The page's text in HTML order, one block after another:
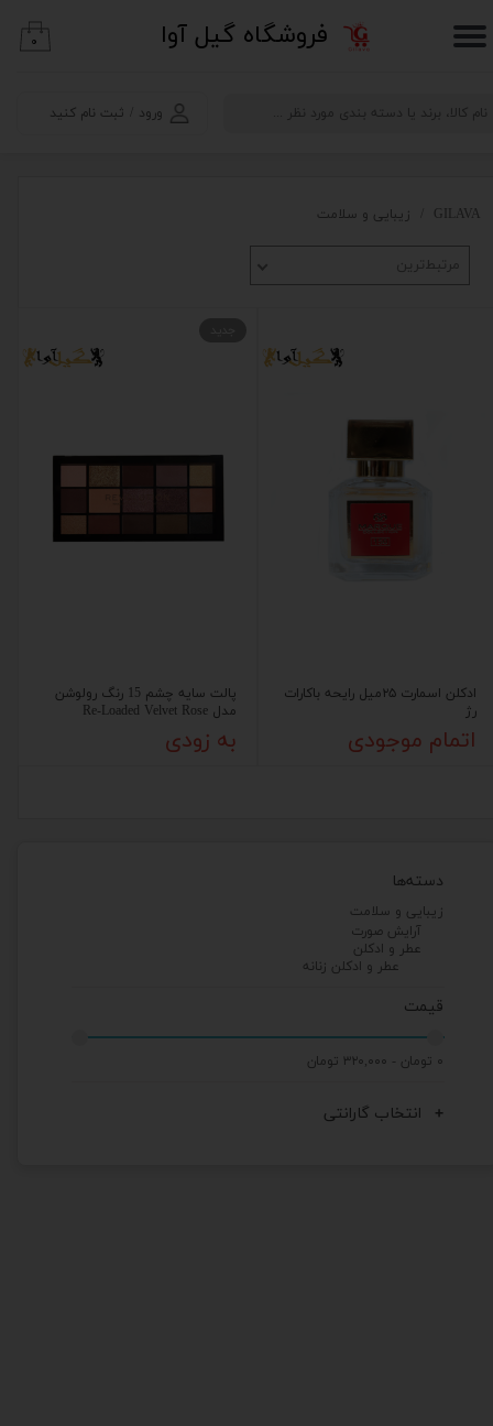
​فروشگاه گیل آوا
ورود ثبت نام کنید
حساب کاربری من
۰
دسته‌ها
زیبایی و سلامت
آرایش صورت
عطر و ادکلن
عطر و ادکلن زنانه
قیمت
۰ تومان - ۳۲۰,۰۰۰ تومان
انتخاب گارانتی
GILAVA زیبایی و سلامت
مرتبط‌ترین
ادکلن اسمارت ۲۵میل رایحه باکارات
رژ
اتمام موجودی
پالت سایه چشم 15 رنگ رولوشن
مدل Re-Loaded Velvet Rose
به زودی